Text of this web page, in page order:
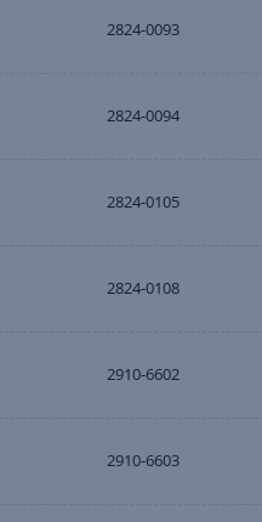
2824-0093
2824-0094
2824-0105
2824-0108
2910-6602
2910-6603